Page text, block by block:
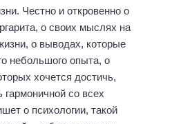
Честно и откровенно о
о своих мыслях на
о выводах, которые
небольшого опыта, о
хочется достичь,
со всех
о психологии, такой